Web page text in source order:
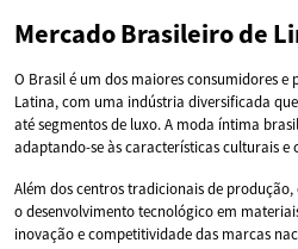
Mercado Brasileiro de
O Brasil é um dos maiores consumidores
Latina, com uma indústria diversificada
até segmentos de luxo. A moda íntima
adaptando-se às características culturais e
Além dos centros tradicionais de
o desenvolvimento tecnológico em
inovação e competitividade das marcas